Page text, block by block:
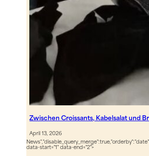
Zwischen Croissants, Kabelsalat und
April 13, 2026
data-start="1" data-end="2">